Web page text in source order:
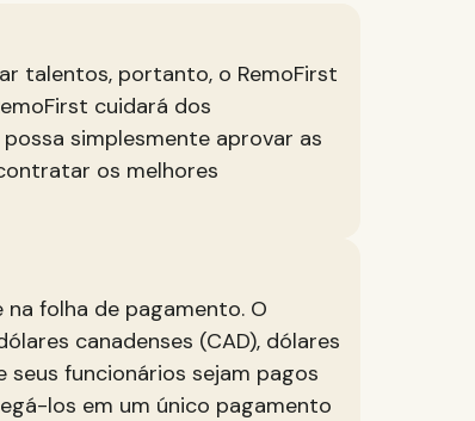
talentos, portanto, o RemoFirst
cuidará dos
simplesmente aprovar as
os melhores
folha de pagamento. O
canadenses (CAD), dólares
seus funcionários sejam pagos
los em um único pagamento